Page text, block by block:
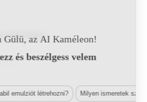
Gülü, az AI Kaméleon!
és beszélgess velem
emulziót létrehozni? Milyen ismeretek